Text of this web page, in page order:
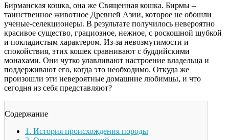
Бирманская кошка, она же Священная кошка. Бирмы –
таинственное животное Древней Азии, которое не обошли
ученые-селекционеры. В результате получилось невероятно
красивое существо, грациозное, нежное, с роскошной шубкой
и покладистым характером. Из-за невозмутимости и
спокойствия, этих кошек сравнивают с буддийскими
монахами. Они чутко улавливают настроение владельца и
поддерживают его, когда это необходимо. Откуда же
произошли эти невероятные домашние любимцы, и что
сегодня из себя представляют?
Содержание
1. История происхождения породы